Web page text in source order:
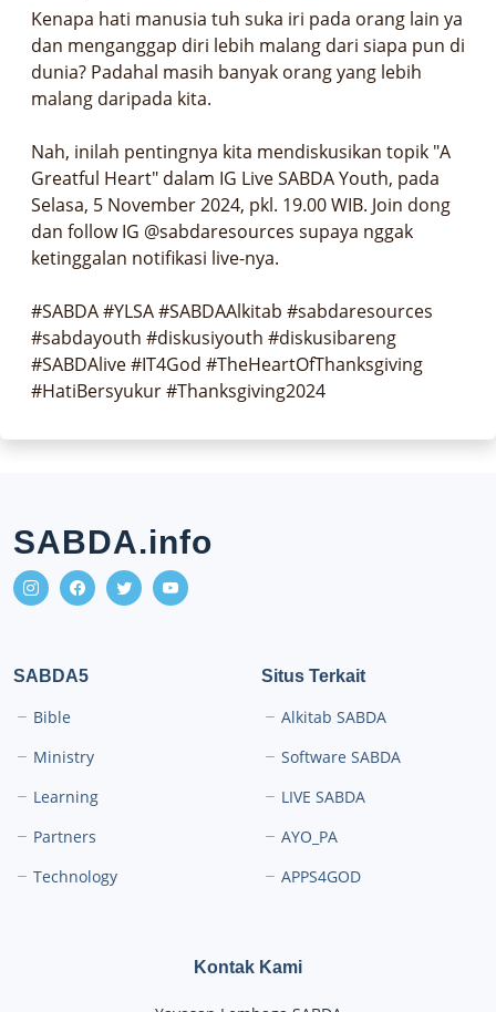
Kenapa hati manusia tuh suka iri pada orang lain ya
dan menganggap diri lebih malang dari siapa pun di
dunia? Padahal masih banyak orang yang lebih
malang daripada kita.
Nah, inilah pentingnya kita mendiskusikan topik "A
Greatful Heart" dalam IG Live SABDA Youth, pada
Selasa, 5 November 2024, pkl. 19.00 WIB. Join dong
dan follow IG @sabdaresources supaya nggak
ketinggalan notifikasi live-nya.
#SABDA #YLSA #SABDAAlkitab #sabdaresources
#sabdayouth #diskusiyouth #diskusibareng
#SABDAlive #IT4God #TheHeartOfThanksgiving
#HatiBersyukur #Thanksgiving2024
SABDA.info
SABDA5
Bible
Ministry
Learning
Partners
Technology
Situs Terkait
Alkitab SABDA
Software SABDA
LIVE SABDA
AYO_PA
APPS4GOD
Kontak Kami